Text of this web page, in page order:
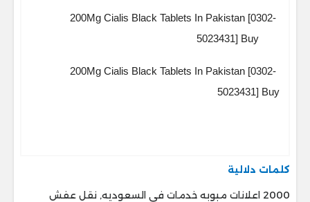
200Mg Cialis Black Tablets In Pakistan [0302-
5023431] Buy
200Mg Cialis Black Tablets In Pakistan [0302-
5023431] Buy
كلمات دلالية
2000 اعلانات مبوبه خدمات فى السعوديه, نقل عفش